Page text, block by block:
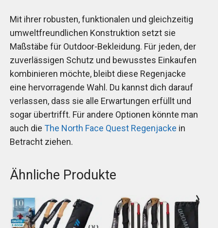
Mit ihrer robusten, funktionalen und gleichzeitig
umweltfreundlichen Konstruktion setzt sie
Maßstäbe für Outdoor-Bekleidung. Für jeden, der
zuverlässigen Schutz und bewusstes Einkaufen
kombinieren möchte, bleibt diese Regenjacke
eine hervorragende Wahl. Du kannst dich darauf
verlassen, dass sie alle Erwartungen erfüllt und
sogar übertrifft. Für andere Optionen könnte man
auch die The North Face Quest Regenjacke in
Betracht ziehen.
Ähnliche Produkte